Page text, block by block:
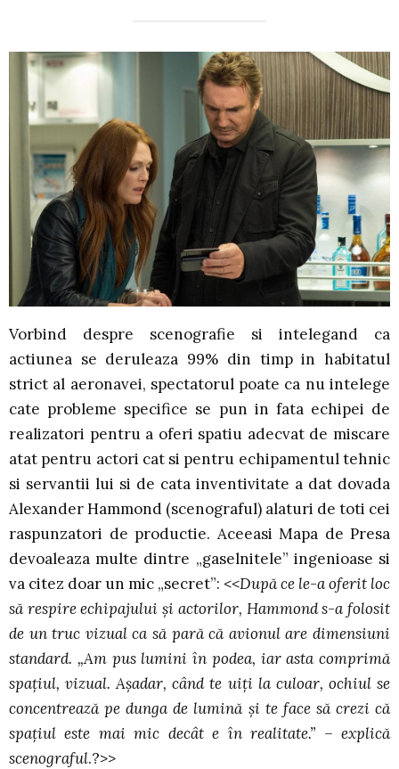
Vorbind despre scenografie si intelegand ca
actiunea se deruleaza 99% din timp in habitatul
strict al aeronavei, spectatorul poate ca nu intelege
cate probleme specifice se pun in fata echipei de
realizatori pentru a oferi spatiu adecvat de miscare
atat pentru actori cat si pentru echipamentul tehnic
si servantii lui si de cata inventivitate a dat dovada
Alexander Hammond (scenograful) alaturi de toti cei
raspunzatori de productie. Aceeasi Mapa de Presa
devoaleaza multe dintre „gaselnitele” ingenioase si
va citez doar un mic „secret”: <<După ce le-a oferit loc
să respire echipajului şi actorilor, Hammond s-a folosit
de un truc vizual ca să pară că avionul are dimensiuni
standard. „Am pus lumini în podea, iar asta comprimă
spaţiul, vizual. Aşadar, când te uiţi la culoar, ochiul se
concentrează pe dunga de lumină şi te face să crezi că
spaţiul este mai mic decât e în realitate.” – explică
scenograful.?>>